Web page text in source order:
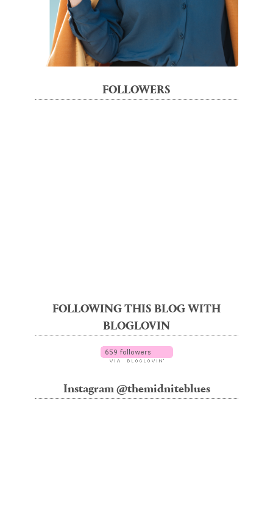
FOLLOWERS
FOLLOWING THIS BLOG WITH
BLOGLOVIN
Instagram @themidniteblues